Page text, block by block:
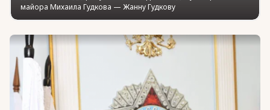
майора Михаила Гудкова — Жанну Гудкову